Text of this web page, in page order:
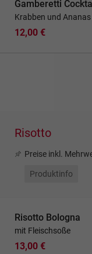
Gamberetti
Krabben und
12,00 €
Risotto
Preise inkl.
Produktinfo
Risotto Bologna
mit Fleischsoße
13,00 €